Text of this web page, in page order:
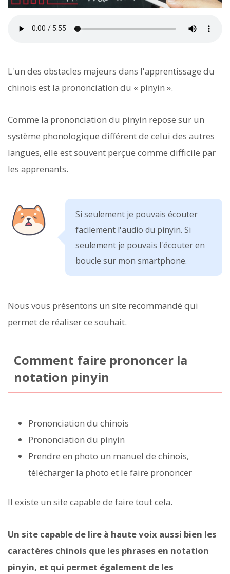
L'un des obstacles majeurs dans l'apprentissage du
chinois est la prononciation du « pinyin ».
Comme la prononciation du pinyin repose sur un
système phonologique différent de celui des autres
langues, elle est souvent perçue comme difficile par
les apprenants.
Si seulement je pouvais écouter
facilement l'audio du pinyin. Si
seulement je pouvais l'écouter en
boucle sur mon smartphone.
Nous vous présentons un site recommandé qui
permet de réaliser ce souhait.
Comment faire prononcer la
notation pinyin
Prononciation du chinois
Prononciation du pinyin
Prendre en photo un manuel de chinois,
télécharger la photo et le faire prononcer
Il existe un site capable de faire tout cela.
Un site capable de lire à haute voix aussi bien les
caractères chinois que les phrases en notation
pinyin, et qui permet également de les